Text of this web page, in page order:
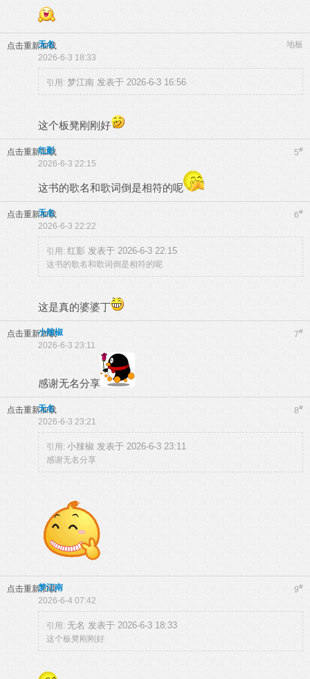
点击重新加载 地板
无名
2026-6-3 18:33
引用: 梦江南 发表于 2026-6-3 16:56
这个板凳刚刚好
点击重新加载 5#
红影
2026-6-3 22:15
这书的歌名和歌词倒是相符的呢
点击重新加载 6#
无名
2026-6-3 22:22
引用: 红影 发表于 2026-6-3 22:15
这书的歌名和歌词倒是相符的呢
这是真的婆婆丁
点击重新加载 7#
小辣椒
2026-6-3 23:11
感谢无名分享
点击重新加载 8#
无名
2026-6-3 23:21
引用: 小辣椒 发表于 2026-6-3 23:11
感谢无名分享
点击重新加载 9#
梦江南
2026-6-4 07:42
引用: 无名 发表于 2026-6-3 18:33
这个板凳刚刚好